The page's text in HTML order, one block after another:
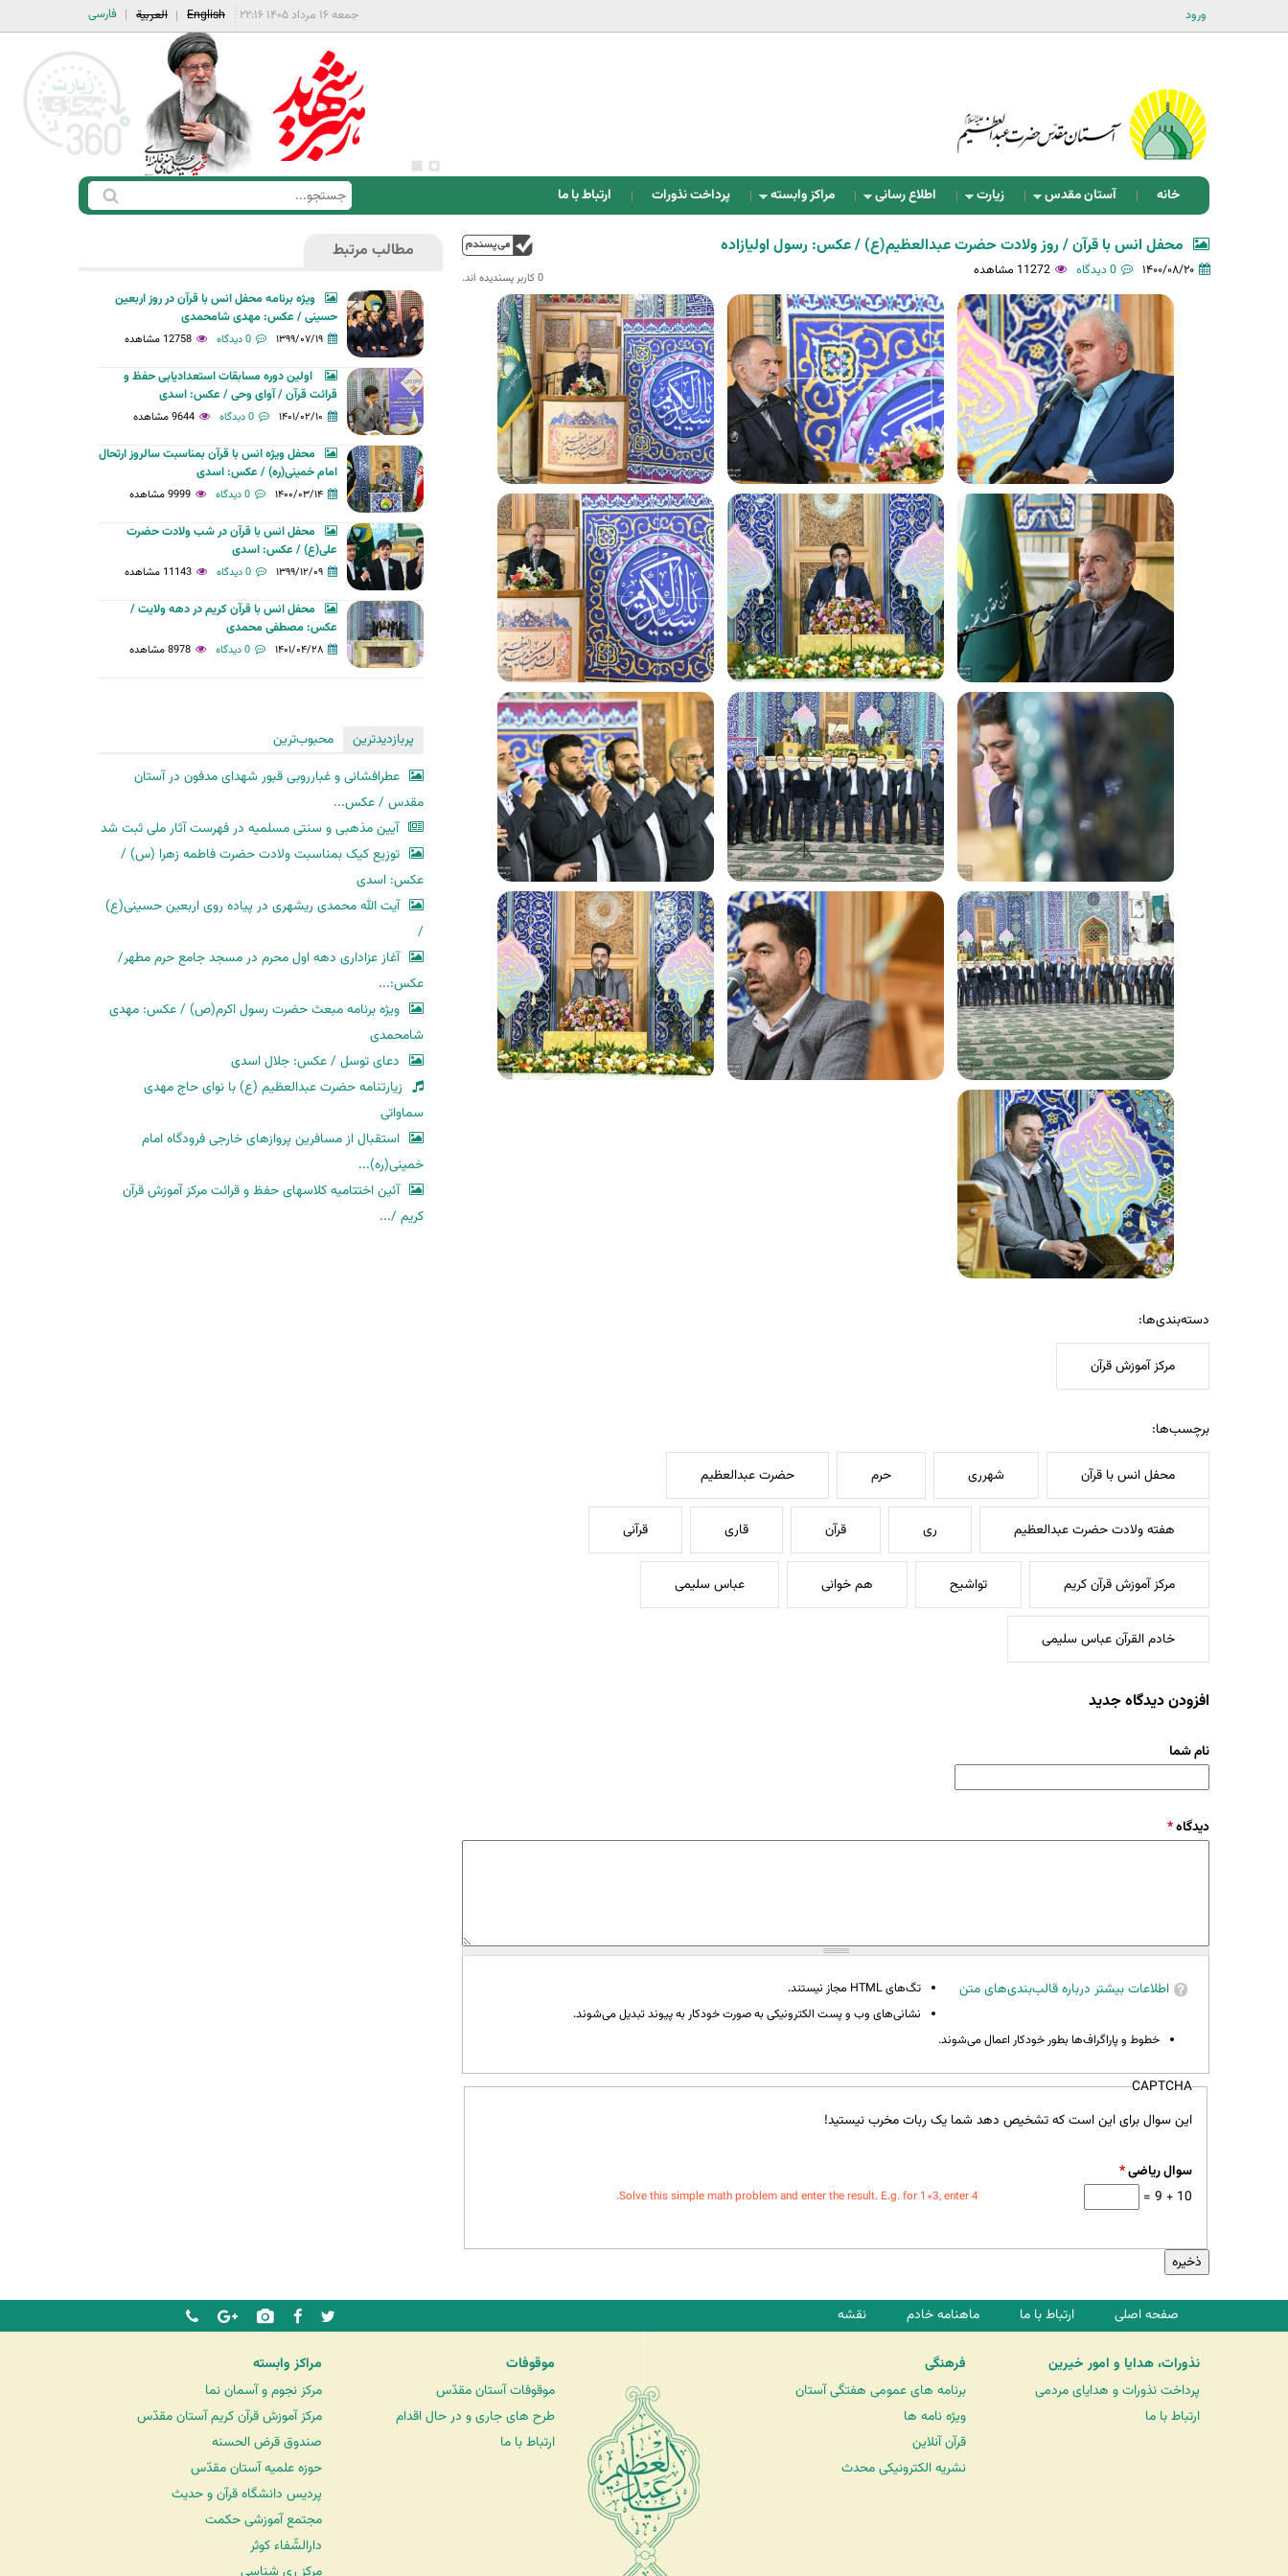
ورود فارسی العربية English جمعه ۱۶ مرداد ۱۴۰۵ ۲۲:۱۶
خانه آستان مقدس زیارت اطلاع رسانی مراکز وابسته پرداخت نذورات ارتباط با ما
ف
ر
ج
س
ج
س
ت
0 کاربر پسندیده اند.‎
محفل انس با قرآن / روز ولادت حضرت عبدالعظیم(ع) / عکس: رسول اولیازاده
۱۴۰۰/۰۸/۲۰ 0 دیدگاه 11272 مشاهده
دسته‌بندی‌ها:
مرکز آموزش قرآن
برچسب‌ها:
محفل انس با قرآن شهرری حرم حضرت عبدالعظیم
هفته ولادت حضرت عبدالعظیم ری قرآن قاری قرآنی
مرکز آموزش قرآن کریم تواشیح هم خوانی عباس سلیمی
خادم القرآن عباس سلیمی
افزودن دیدگاه جدید
نام شما
دیدگاه*
اطلاعات بیشتر درباره قالب‌بندی‌های متن
تگ‌های HTML مجاز نیستند.
نشانی‌های وب و پست الکترونیکی به صورت خودکار به پیوند تبدیل می‌شوند.
خطوط و پاراگراف‌ها بطور خودکار اعمال می‌شوند.
CAPTCHA
این سوال برای این است که تشخیص دهد شما یک ربات مخرب نیستید!
سوال ریاضی*
10 + 9 =
Solve this simple math problem and enter the result. E.g. for 1+3, enter 4.
مطالب مرتبط
ویژه برنامه محفل انس با قرآن در روز اربعین
حسینی / عکس: مهدی شامحمدی
۱۳۹۹/۰۷/۱۹ 0 دیدگاه 12758 مشاهده
اولین دوره مسابقات استعدادیابی حفظ و
قرائت قرآن / آوای وحی / عکس: اسدی
۱۴۰۱/۰۲/۱۰ 0 دیدگاه 9644 مشاهده
محفل ویژه انس با قرآن بمناسبت سالروز ارتحال
امام خمینی(ره) / عکس: اسدی
۱۴۰۰/۰۳/۱۴ 0 دیدگاه 9999 مشاهده
محفل انس با قرآن در شب ولادت حضرت
علی(ع) / عکس: اسدی
۱۳۹۹/۱۲/۰۹ 0 دیدگاه 11143 مشاهده
محفل انس با قرآن کریم در دهه ولایت /
عکس: مصطفی محمدی
۱۴۰۱/۰۴/۲۸ 0 دیدگاه 8978 مشاهده
پربازدیدترین
محبوب‌ترین
عطرافشانی و غبارروبی قبور شهدای مدفون در آستان
مقدس / عکس...
آیین مذهبی و سنتی مسلمیه در فهرست آثار ملی ثبت شد
توزیع کیک بمناسبت ولادت حضرت فاطمه زهرا (س) /
عکس: اسدی
آیت الله محمدی ریشهری در پیاده روی اربعین حسینی(ع)
/
آغاز عزاداری دهه اول محرم در مسجد جامع حرم مطهر/
عکس:...
ویژه برنامه مبعث حضرت رسول اکرم(ص) / عکس: مهدی
شامحمدی
دعای توسل / عکس: جلال اسدی
زیارتنامه حضرت عبدالعظیم (ع) با نوای حاج مهدی
سماواتی
استقبال از مسافرین پروازهای خارجی فرودگاه امام
خمینی(ره)...
آئین اختتامیه کلاسهای حفظ و قرائت مرکز آموزش قرآن
کریم /...
صفحه اصلی ارتباط با ما ماهنامه خادم نقشه
نذورات، هدایا و امور خیرین
پرداخت نذورات و هدایای مردمی
ارتباط با ما
فرهنگی
برنامه های عمومی هفتگی آستان
ویژه نامه ها
قرآن آنلاین
نشریه الکترونیکی محدث
موقوفات
موقوفات آستان مقدّس
طرح های جاری و در حال اقدام
ارتباط با ما
مراکز وابسته
مرکز نجوم و آسمان نما
مرکز آموزش قرآن کریم آستان مقدّس
صندوق قرض الحسنه
حوزه علمیه آستان مقدّس
پردیس دانشگاه قرآن و حدیث
مجتمع آموزشی حکمت
دارالشّفاء کوثر
مرکز ری شناسی